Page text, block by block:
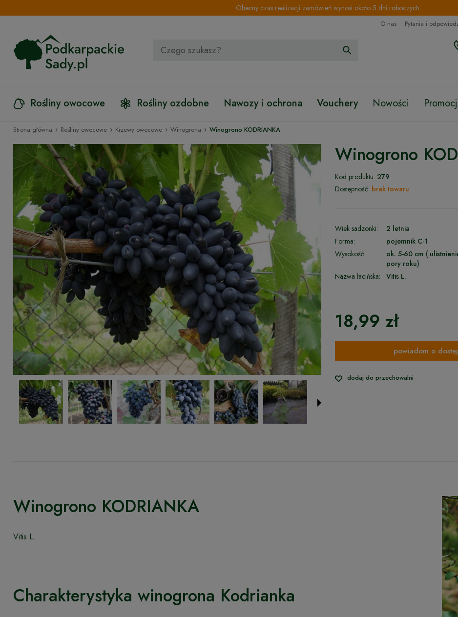
Obecny czas realizacji zamówień wynosi około 5 dni roboczych.
O nas Pytania i
Rośliny owocowe Rośliny ozdobne Nawozy i ochrona Vouchery Nowości
Strona główna › Rośliny owocowe › Krzewy owocowe › Winogrona › Winogrono KODRIANKA
Winogrono
Kod produktu: 279
Dostępność: brak towaru
Wiek sadzonki:
2 letnia
Forma:
pojemnik C-1
Wysokość:
ok. 5-60 cm (
pory roku)
Nazwa łacińska:
Vitis L.
18,99 zł
powiadom o
dodaj do przechowalni
Winogrono KODRIANKA
Vitis L.
Charakterystyka winogrona Kodrianka